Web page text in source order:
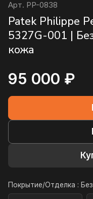
Арт. PP-0838
Patek Philippe
5327G-001 |
кожа
95 000 ₽
Покрытие/Отделка :